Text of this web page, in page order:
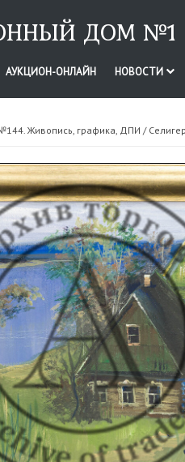
ДОМ №1
АУКЦИОН-ОНЛАЙН НОВОСТИ
Живопись, графика, ДПИ / Селигер